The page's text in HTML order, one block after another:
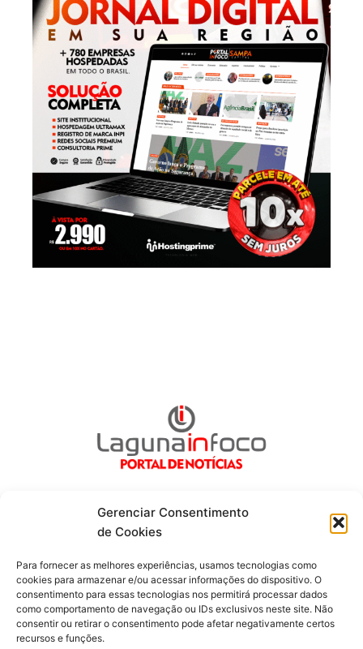
Gerenciar Consentimento
de Cookies
Para fornecer as melhores experiências, usamos tecnologias como
cookies para armazenar e/ou acessar informações do dispositivo. O
consentimento para essas tecnologias nos permitirá processar dados
como comportamento de navegação ou IDs exclusivos neste site. Não
consentir ou retirar o consentimento pode afetar negativamente certos
recursos e funções.
Siga-nos